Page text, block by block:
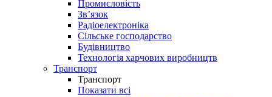
Промисловість
Зв’язок
Радіоелектроніка
Сільське господарство
Будівництво
Технологія харчових виробництв
Транспорт
Транспорт
Показати всі